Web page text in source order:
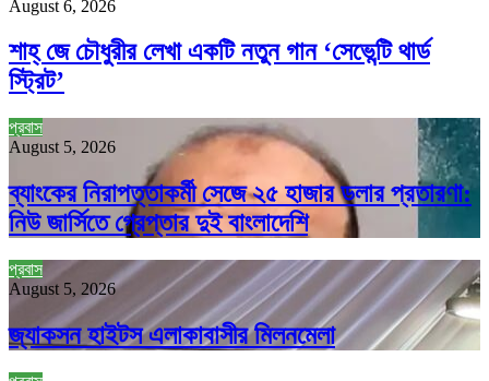
August 6, 2026
শাহ্‌ জে চৌধুরীর লেখা একটি নতুন গান ‘সেভেন্টি থার্ড
স্ট্রিট’
প্রবাস
August 5, 2026
ব্যাংকের নিরাপত্তাকর্মী সেজে ২৫ হাজার ডলার প্রতারণা:
নিউ জার্সিতে গ্রেপ্তার দুই বাংলাদেশি
প্রবাস
August 5, 2026
জ্যাকসন হাইটস এলাকাবাসীর মিলনমেলা